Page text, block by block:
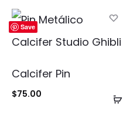
Save
Calcifer Pin
$75.00